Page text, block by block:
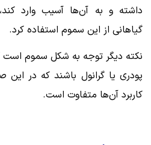
داشته و به آن‌ها آسیب وارد
گیاهانی از این سموم استفاده کرد.
نکته دیگر توجه به شکل سموم است
پودری یا گرانول باشند که در
کاربرد آن‌ها متفاوت است.